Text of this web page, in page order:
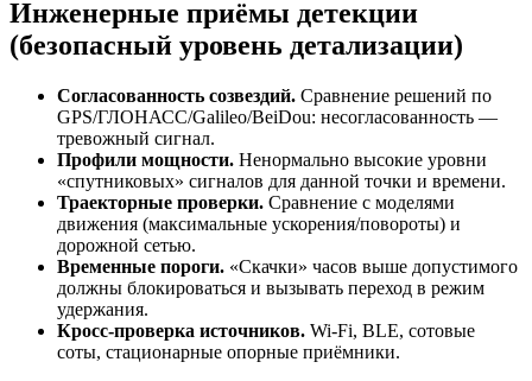
Инженерные приёмы детекции
(безопасный уровень детализации)
Согласованность созвездий. Сравнение решений по
GPS/ГЛОНАСС/Galileo/BeiDou: несогласованность —
тревожный сигнал.
Профили мощности. Ненормально высокие уровни
«спутниковых» сигналов для данной точки и времени.
Траекторные проверки. Сравнение с моделями
движения (максимальные ускорения/повороты) и
дорожной сетью.
Временные пороги. «Скачки» часов выше допустимого
должны блокироваться и вызывать переход в режим
удержания.
Кросс‑проверка источников. Wi‑Fi, BLE, сотовые
соты, стационарные опорные приёмники.